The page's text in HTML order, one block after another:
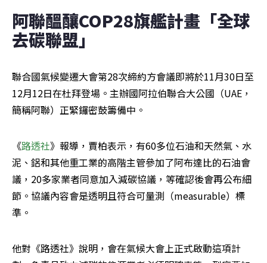
阿聯醞釀COP28旗艦計畫「全球
去碳聯盟」
聯合國氣候變遷大會第28次締約方會議即將於11月30日至
12月12日在杜拜登場。主辦國阿拉伯聯合大公國（UAE，
簡稱阿聯）正緊鑼密鼓籌備中。
《路透社》報導，賈柏表示，有60多位石油和天然氣、水
泥、鋁和其他重工業的高階主管參加了阿布達比的石油會
議，20多家業者同意加入減碳協議，等確認後會再公布細
節。協議內容會是透明且符合可量測（measurable）標
準。
他對《路透社》說明，會在氣候大會上正式啟動這項計